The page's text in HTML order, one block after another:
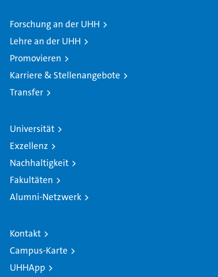
Forschung an der UHH
Lehre an der UHH
Promovieren
Karriere & Stellenangebote
Transfer
Universität
Exzellenz
Nachhaltigkeit
Fakultäten
Alumni-Netzwerk
Kontakt
Campus-Karte
UHHApp